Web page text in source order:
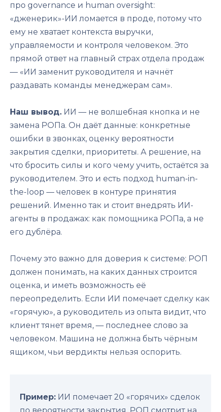
про governance и human oversight:
«дженерик»-ИИ ломается в проде, потому что
ему не хватает контекста выручки,
управляемости и контроля человеком. Это
прямой ответ на главный страх отдела продаж
— «ИИ заменит руководителя и начнёт
раздавать команды менеджерам сам».
Наш вывод. ИИ — не волшебная кнопка и не
замена РОПа. Он даёт данные: конкретные
ошибки в звонках, оценку вероятности
закрытия сделки, приоритеты. А решение, на
что бросить силы и кого чему учить, остаётся за
руководителем. Это и есть подход human-in-
the-loop — человек в контуре принятия
решений. Именно так и стоит внедрять ИИ-
агенты в продажах: как помощника РОПа, а не
его дублёра.
Почему это важно для доверия к системе: РОП
должен понимать, на каких данных строится
оценка, и иметь возможность её
переопределить. Если ИИ помечает сделку как
«горячую», а руководитель из опыта видит, что
клиент тянет время, — последнее слово за
человеком. Машина не должна быть чёрным
ящиком, чьи вердикты нельзя оспорить.
Пример: ИИ помечает 20 «горячих» сделок